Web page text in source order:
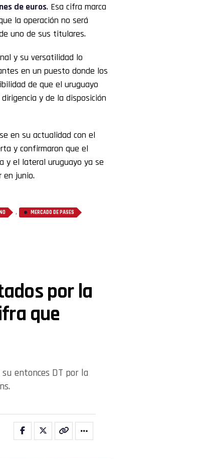
de euros. Esa cifra marca
la operación no será
uno de sus titulares.
y su versatilidad lo
en un puesto donde los
de que el uruguayo
y de la disposición
en su actualidad con el
y confirmaron que el
y el lateral uruguayo ya se
en junio.
, MERCADO DE PASES
por la
que
entonces DT por la